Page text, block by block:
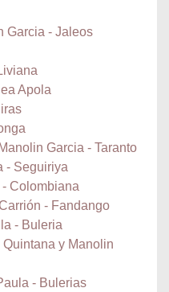
Garcia - Jaleos
Apola
Garcia - Taranto
- Seguiriya
Colombiana
- Fandango
- Buleria
y Manolin
- Bulerias